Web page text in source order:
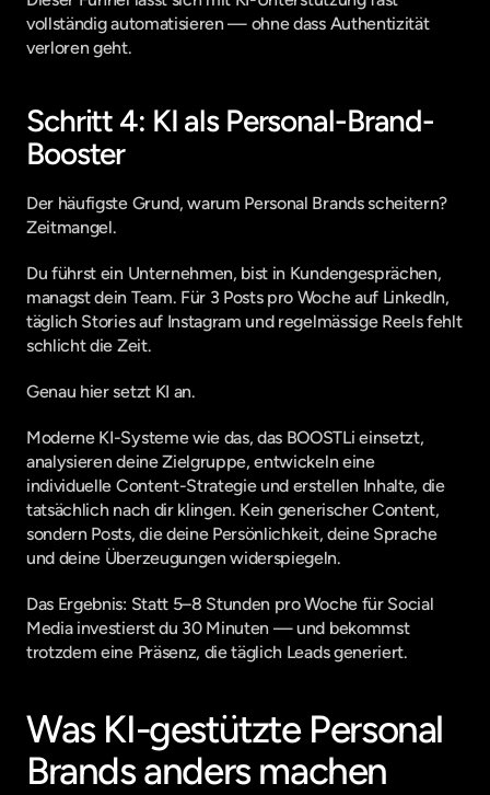
vollständig automatisieren — ohne dass Authentizität
verloren geht.
Schritt 4: KI als Personal-Brand-
Booster
Der häufigste Grund, warum Personal Brands scheitern?
Zeitmangel.
Du führst ein Unternehmen, bist in Kundengesprächen,
managst dein Team. Für 3 Posts pro Woche auf LinkedIn,
täglich Stories auf Instagram und regelmässige Reels fehlt
schlicht die Zeit.
Genau hier setzt KI an.
Moderne KI-Systeme wie das, das BOOSTLi einsetzt,
analysieren deine Zielgruppe, entwickeln eine
individuelle Content-Strategie und erstellen Inhalte, die
tatsächlich nach dir klingen. Kein generischer Content,
sondern Posts, die deine Persönlichkeit, deine Sprache
und deine Überzeugungen widerspiegeln.
Das Ergebnis: Statt 5–8 Stunden pro Woche für Social
Media investierst du 30 Minuten — und bekommst
trotzdem eine Präsenz, die täglich Leads generiert.
Was KI-gestützte Personal
Brands anders machen